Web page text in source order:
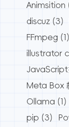
Animsition
discuz (3)
FFmpeg (1)
illustrator
JavaScript
Meta Box
Ollama (1)
pip (3)